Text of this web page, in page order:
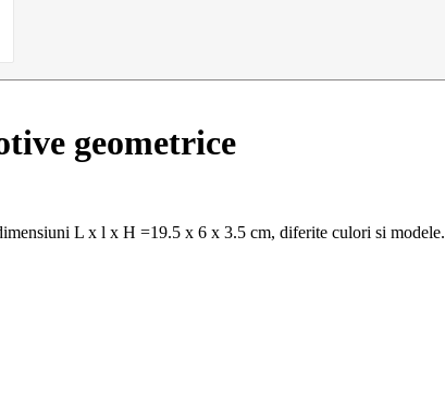
geometrice
L x l x H =19.5 x 6 x 3.5 cm, diferite culori si modele.